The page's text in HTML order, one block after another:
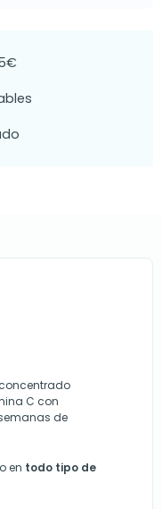
C con
de
en todo tipo de